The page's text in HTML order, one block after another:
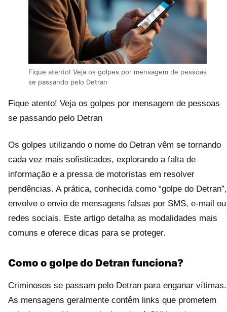
Fique atento! Veja os golpes por mensagem de pessoas
se passando pelo Detran
Fique atento! Veja os golpes por mensagem de pessoas
se passando pelo Detran
Os golpes utilizando o nome do Detran vêm se tornando
cada vez mais sofisticados, explorando a falta de
informação e a pressa de motoristas em resolver
pendências. A prática, conhecida como “golpe do Detran”,
envolve o envio de mensagens falsas por SMS, e-mail ou
redes sociais. Este artigo detalha as modalidades mais
comuns e oferece dicas para se proteger.
Como o golpe do Detran funciona?
Criminosos se passam pelo Detran para enganar vítimas.
As mensagens geralmente contêm links que prometem